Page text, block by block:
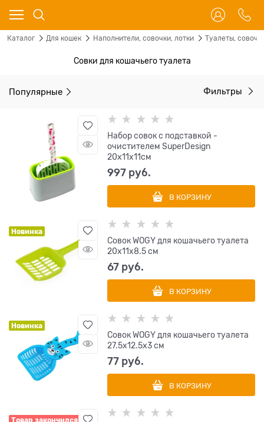
Каталог Для кошек Наполнители, совочки, лотки Туалеты,
Совки для кошачьего туалета
Популярные Фильтры
Набор совок с подставкой -
очистителем SuperDesign
20х11х11см
997 руб.
В КОРЗИНУ
Новинка
Совок WOGY для кошачьего туалета
20х11х8.5 см
67 руб.
В КОРЗИНУ
Новинка
Совок WOGY для кошачьего туалета
27.5х12.5х3 см
77 руб.
В КОРЗИНУ
Товар закончился